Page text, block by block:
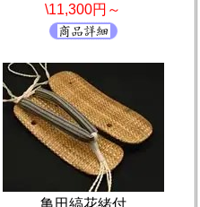
\11,300円～
亀田縞花緒付